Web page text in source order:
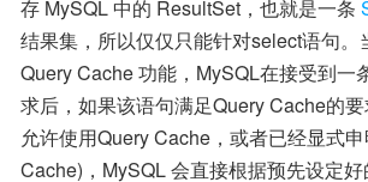
存 MySQL 中的 ResultSet，也就是一条
结果集，所以仅仅只能针对select语句。
Query Cache 功能，MySQL在接受到一
求后，如果该语句满足Query Cache的
允许使用Query Cache，或者已经显式
Cache)，MySQL 会直接根据预先设定